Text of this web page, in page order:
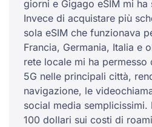
giorni e Gigago eSIM mi ha
Invece di acquistare più
sola eSIM che funzionava
Francia, Germania, Italia e
rete locale mi ha permesso
5G nelle principali città,
navigazione, le
social media
100 dollari sui costi di